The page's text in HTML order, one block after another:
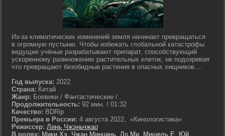
Из-за климатических изменений земля начинает превращаться
в огромную пустыню. Чтобы избежать глобальной катастрофы
ведущие учёные разрабатывают препарат, способствующий
ускоренному размножению растительных клеток, не подозревая
что превращают безобидные растения в опасных хищников....
Год выпуска: 2022
Страна: Китай
Жанр: Боевики / Фантастические / .
Продолжительность: 92 мин. / 01:32
Качество: BDRip
Премьера в России: 4 августа 2022, «Кинологистика»
Режиссер: Линь Чжэньчжао
В ролях: Мики Хэ, Чжан Минцань, Ло Ми, Мишель Е, Юй